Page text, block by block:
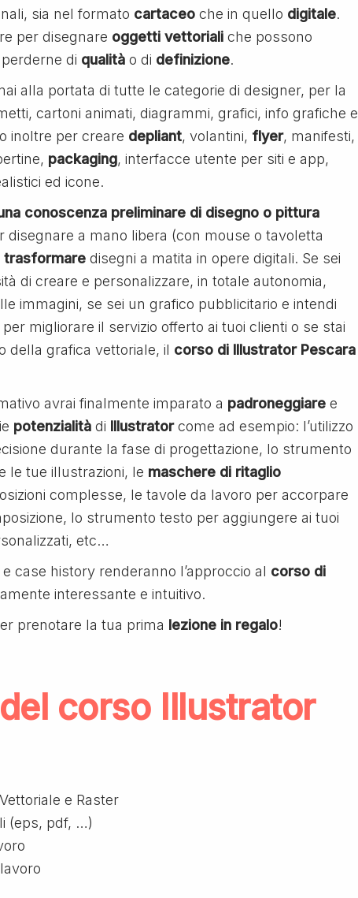
sia nel formato cartaceo che in quello digitale.
per disegnare oggetti vettoriali che possono
di qualità o di definizione.
alla portata di tutte le categorie di designer, per la
cartoni animati, diagrammi, grafici, info grafiche e
inoltre per creare depliant, volantini, flyer, manifesti,
packaging, interfacce utente per siti e app,
ed icone.
conoscenza preliminare di disegno o pittura
disegnare a mano libera (con mouse o tavoletta
trasformare disegni a matita in opere digitali. Se sei
di creare e personalizzare, in totale autonomia,
immagini, se sei un grafico pubblicitario e intendi
migliorare il servizio offerto ai tuoi clienti o se stai
della grafica vettoriale, il corso di Illustrator Pescara
avrai finalmente imparato a padroneggiare e
potenzialità di Illustratorcome ad esempio: l’utilizzo
durante la fase di progettazione, lo strumento
le tue illustrazioni, le maschere di ritaglio
complesse, le tavole da lavoro per accorpare
lo strumento testo per aggiungere ai tuoi
etc…
case history renderanno l’approccio al corso di
interessante e intuitivo.
prenotare la tua prima lezione in regalo!
corso Illustrator
e Raster
(eps, pdf, …)